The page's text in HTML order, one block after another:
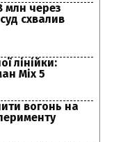
млн через
схвалив
лінійки:
Mix 5
вогонь на